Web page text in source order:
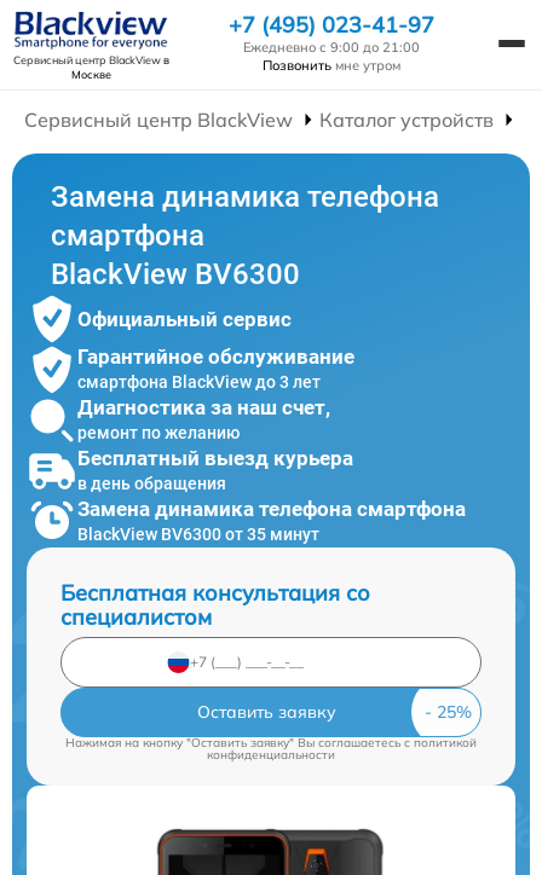
Сервисный центр BlackViewв
Москве
+7 (495) 023-41-97
Ежедневно с 9:00 до 21:00
Позвонить мне утром
Сервисный центр BlackView Каталог устройств
Замена динамика телефона
смартфона
BlackView BV6300
Официальный сервис
Гарантийное обслуживание
смартфона BlackView до 3 лет
Диагностика за наш счет,
ремонт по желанию
Бесплатный выезд курьера
в день обращения
Замена динамика телефона смартфона
BlackView BV6300 от 35 минут
Бесплатная консультация со
специалистом
Оставить заявку
Нажимая на кнопку "Оставить заявку" Вы соглашаетесь cполитикой
конфиденциальности